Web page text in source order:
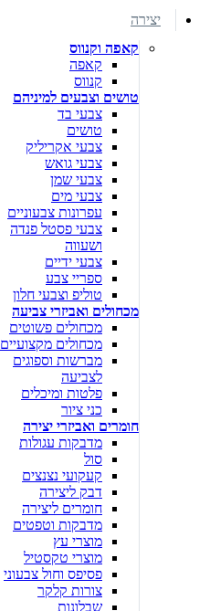
יצירה
קאפה וקנווס
קאפה
קנווס
טושים וצבעים למיניהם
צבעי בד
טושים
צבעי אקריליק
צבעי גואש
צבעי שמן
צבעי מים
עפרונות צבעוניים
צבעי פסטל פנדה
ושעווה
צבעי ידיים
ספריי צבע
טוליפ וצבעי חלון
מכחולים ואביזרי צביעה
מכחולים פשוטים
מכחולים מקצועיים
מברשות וספוגים
לצביעה
פלטות ומיכלים
כני ציור
חומרים ואביזרי יצירה
מדבקות עגולות
סול
קעקועי נצנצים
דבק ליצירה
חומרים ליצירה
מדבקות וטפטים
מוצרי עץ
מוצרי טקסטיל
פסיפס וחול צבעוני
צורות קלקר
שבלונות